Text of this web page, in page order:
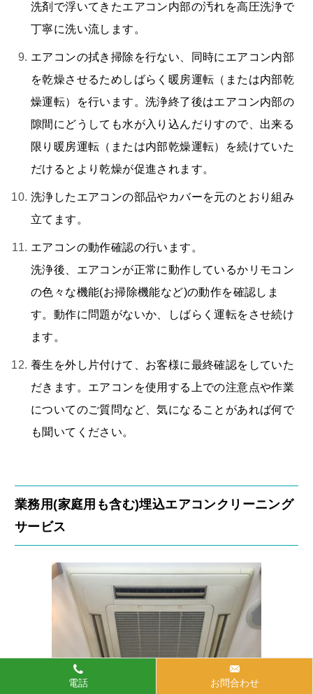
洗剤で浮いてきたエアコン内部の汚れを高圧洗浄で
丁寧に洗い流します。
エアコンの拭き掃除を行ない、同時にエアコン内部
を乾燥させるためしばらく暖房運転（または内部乾
燥運転）を行います。洗浄終了後はエアコン内部の
隙間にどうしても水が入り込んだりすので、出来る
限り暖房運転（または内部乾燥運転）を続けていた
だけるとより乾燥が促進されます。
洗浄したエアコンの部品やカバーを元のとおり組み
立てます。
エアコンの動作確認の行います。
洗浄後、エアコンが正常に動作しているかリモコン
の色々な機能(お掃除機能など)の動作を確認しま
す。動作に問題がないか、しばらく運転をさせ続け
ます。
養生を外し片付けて、お客様に最終確認をしていた
だきます。エアコンを使用する上での注意点や作業
についてのご質問など、気になることがあれば何で
も聞いてください。
業務用(家庭用も含む)埋込エアコンクリーニング
サービス
電話 お問合わせ